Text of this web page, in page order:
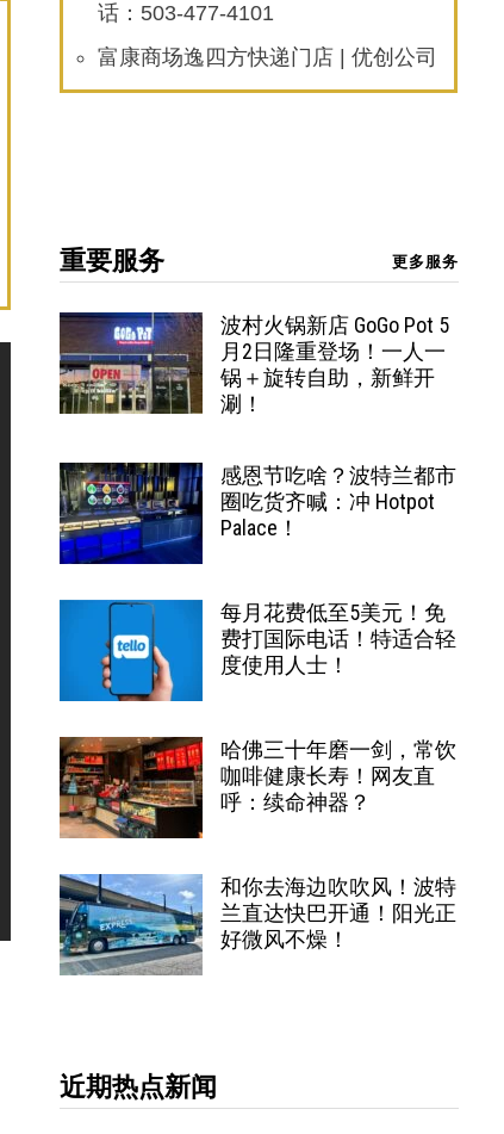
话：503-477-4101
富康商场逸四方快递门店 | 优创公司
重要服务 更多服务
波村火锅新店 GoGo Pot 5
月2日隆重登场！一人一
锅＋旋转自助，新鲜开
涮！
感恩节吃啥？波特兰都市
圈吃货齐喊：冲 Hotpot
Palace！
每月花费低至5美元！免
费打国际电话！特适合轻
度使用人士！
哈佛三十年磨一剑，常饮
咖啡健康长寿！网友直
呼：续命神器？
和你去海边吹吹风！波特
兰直达快巴开通！阳光正
好微风不燥！
近期热点新闻